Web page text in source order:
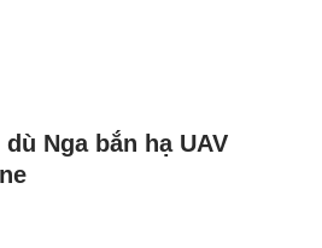
Nga bắn hạ UAV